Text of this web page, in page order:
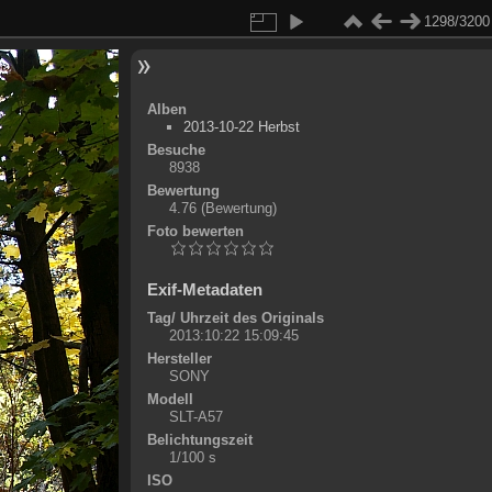
1298/3200
Alben
2013-10-22 Herbst
Besuche
8938
Bewertung
4.76 (Bewertung)
Foto bewerten
Exif-Metadaten
Tag/ Uhrzeit des Originals
2013:10:22 15:09:45
Hersteller
SONY
Modell
SLT-A57
Belichtungszeit
1/100 s
ISO